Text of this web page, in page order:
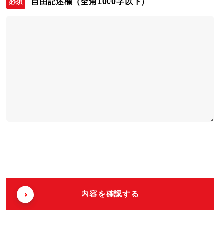
自由記述欄 （全角1000字以下）